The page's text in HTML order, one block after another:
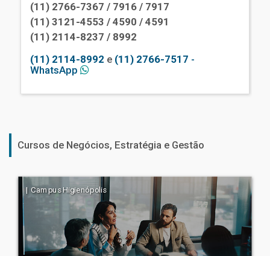
(11) 2766-7367 / 7916 / 7917
(11) 3121-4553 / 4590 / 4591
(11) 2114-8237 / 8992
(11) 2114-8992 e (11) 2766-7517 -
WhatsApp
Cursos de Negócios, Estratégia e Gestão
| Campus Higienópolis